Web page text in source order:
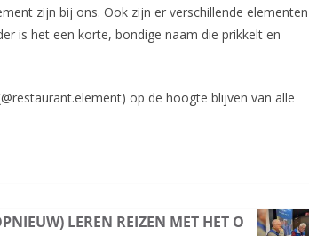
zijn bij ons. Ook zijn er verschillende elementen
is het een korte, bondige naam die prikkelt en
op de hoogte blijven van alle
LEREN REIZEN MET HET O